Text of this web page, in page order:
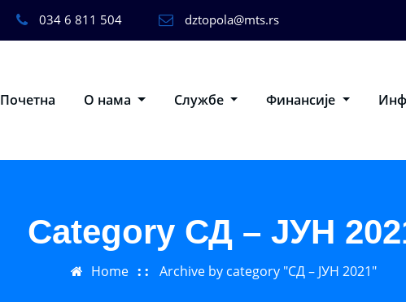
034 6 811 504 dztopola@mts.rs
Почетна О нама Службе Финансије
Category СД – ЈУН
Home Archive by category "СД – ЈУН 2021"